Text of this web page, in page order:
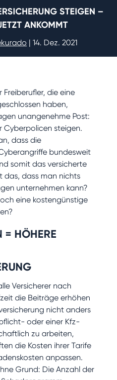
STEIGEN –
ANKOMMT
| 14. Dez. 2021
die eine
haben,
unangenehme Post:
Cyberpolicen steigen.
dass die
bundesweit
somit das versicherte
das, dass man nichts
unternehmen kann?
eine kostengünstige
= HÖHERE
Versicherer nach
die Beiträge erhöhen
nicht anders
oder einer Kfz-
zu arbeiten,
die Kosten ihrer Tarife
anpassen.
Grund: Die Anzahl der